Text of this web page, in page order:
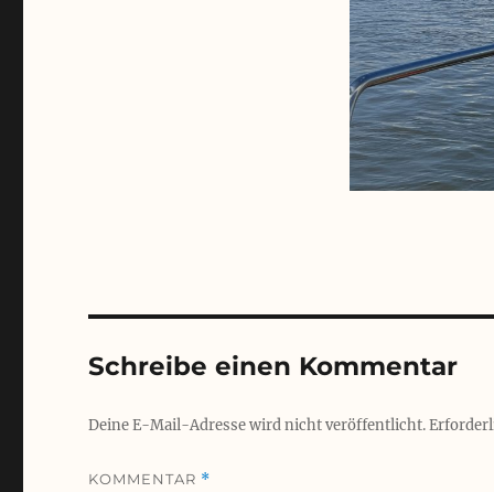
Schreibe einen Kommentar
Deine E-Mail-Adresse wird nicht veröffentlicht.
KOMMENTAR *